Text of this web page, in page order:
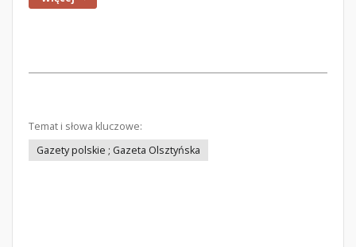
Temat i słowa kluczowe:
Gazety polskie ; Gazeta Olsztyńska